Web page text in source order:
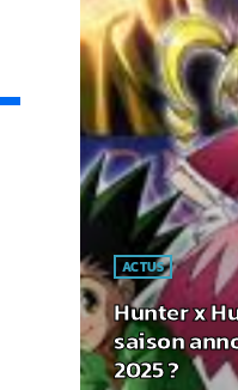
ACTUS
Hunter x
saison
2025 ?